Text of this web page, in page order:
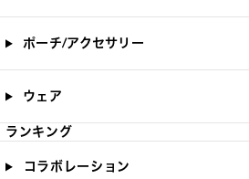
ポーチ/アクセサリー
ウェア
ランキング
コラボレーション